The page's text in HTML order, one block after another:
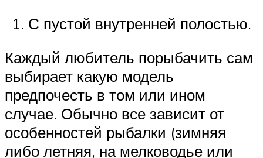
С пустой внутренней полостью.
Каждый любитель порыбачить сам
выбирает какую модель
предпочесть в том или ином
случае. Обычно все зависит от
особенностей рыбалки (зимняя
либо летняя, на мелководье или